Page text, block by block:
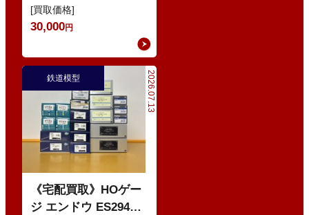
シュ鉄道 ベルニナ急行 ・
Nゲージ K…
[買取価格]
30,000円
2026.07.13
鉄道模型
《宅配買取》HOゲー
ジ エンドウ ES294